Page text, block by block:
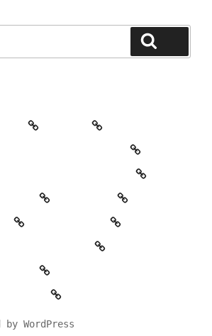
特徴
Works
予約キャンセルについて
ッションイベントのご案内
る方々
YouTube
SNS
プロフィール
レポート
なし)
づく表記
by WordPress